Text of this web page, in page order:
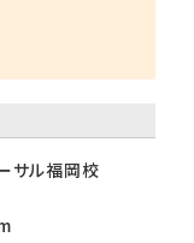
ーサル福岡校